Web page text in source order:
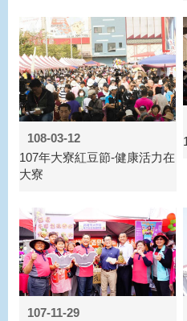
108-03-12
107年大寮紅豆節-健康活力在
大寮
107-11-29